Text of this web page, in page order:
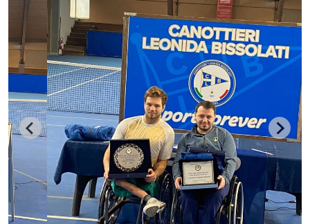
SEZIONI
CERCA